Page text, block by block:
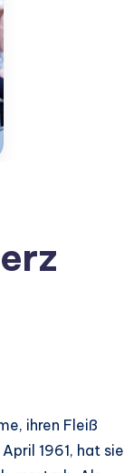
ihren Fleiß
1961, hat sie